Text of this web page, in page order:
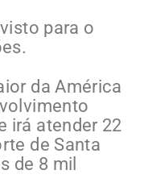
para o
da América
irá atender 22
de Santa
de 8 mil